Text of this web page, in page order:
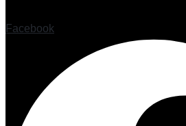
Facebook